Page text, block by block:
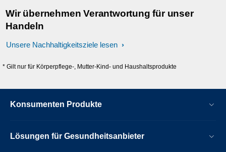
Wir übernehmen Verantwortung für unser
Handeln
Unsere Nachhaltigkeitsziele lesen
* Gilt nur für Körperpflege-, Mutter-Kind- und Haushaltsprodukte
Konsumenten Produkte
Lösungen für Gesundheitsanbieter